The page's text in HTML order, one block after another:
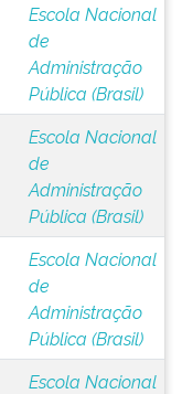
Escola Nacional
de
Administração
Pública (Brasil)
Escola Nacional
de
Administração
Pública (Brasil)
Escola Nacional
de
Administração
Pública (Brasil)
Escola Nacional